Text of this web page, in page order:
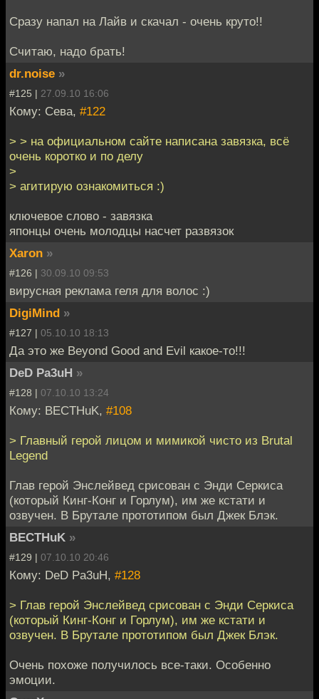
Сразу напал на Лайв и скачал - очень круто!!
Считаю, надо брать!
dr.noise »
#125 | 27.09.10 16:06
Кому: Сева, #122
> > на официальном сайте написана завязка, всё
очень коротко и по делу
>
> агитирую ознакомиться :)
ключевое слово - завязка
японцы очень молодцы насчет развязок
Xaron »
#126 | 30.09.10 09:53
вирусная реклама геля для волос :)
DigiMind »
#127 | 05.10.10 18:13
Да это же Beyond Good and Evil какое-то!!!
DeD Pa3uH »
#128 | 07.10.10 13:24
Кому: BECTHuK, #108
> Главный герой лицом и мимикой чисто из Brutal
Legend
Глав герой Энслейвед срисован с Энди Серкиса
(который Кинг-Конг и Горлум), им же кстати и
озвучен. В Брутале прототипом был Джек Блэк.
BECTHuK »
#129 | 07.10.10 20:46
Кому: DeD Pa3uH, #128
> Глав герой Энслейвед срисован с Энди Серкиса
(который Кинг-Конг и Горлум), им же кстати и
озвучен. В Брутале прототипом был Джек Блэк.
Очень похоже получилось все-таки. Особенно
эмоции.